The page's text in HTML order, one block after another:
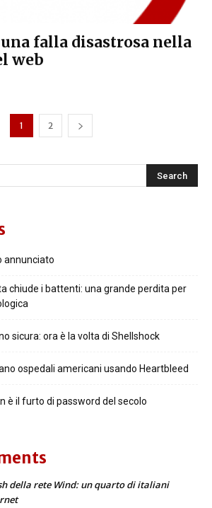
falla disastrosa nella
web
1 2
annunciato
chiude i battenti: una grande perdita per
sicura: ora è la volta di Shellshock
ospedali americani usando Heartbleed
è il furto di password del secolo
della rete Wind: un quarto di italiani